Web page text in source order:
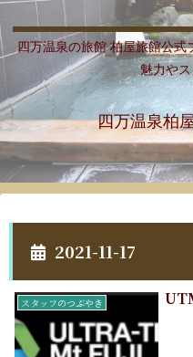
四万温泉の旅館 柏屋旅館公
魅力や
四万温泉柏
2021-11-17
スタッフのつぶやき